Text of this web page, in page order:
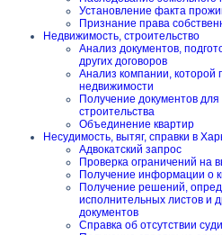
Установление факта
Признание права
Недвижимость, строительство
Анализ документов,
других договоров
Анализ компании, которой
недвижимости
Получение документов
строительства
Объединение квартир
Несудимость, вытяг, справки в
Адвокатский запрос
Проверка ограничений на
Получение информации о
Получение решений,
исполнительных листов и
документов
Справка об отсутствии